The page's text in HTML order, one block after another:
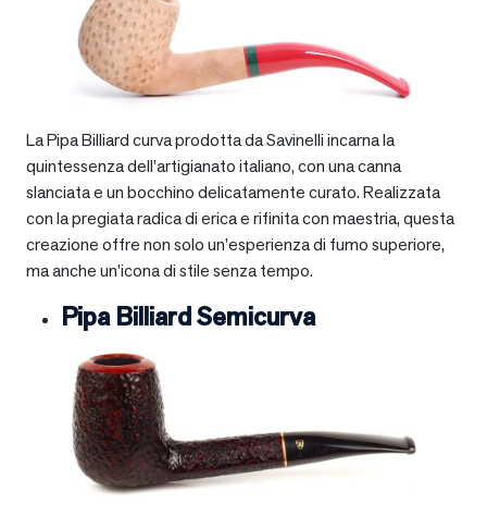
La Pipa Billiard curva prodotta da Savinelli incarna la
quintessenza dell’artigianato italiano, con una canna
slanciata e un bocchino delicatamente curato. Realizzata
con la pregiata radica di erica e rifinita con maestria, questa
creazione offre non solo un’esperienza di fumo superiore,
ma anche un’icona di stile senza tempo.
Pipa Billiard Semicurva